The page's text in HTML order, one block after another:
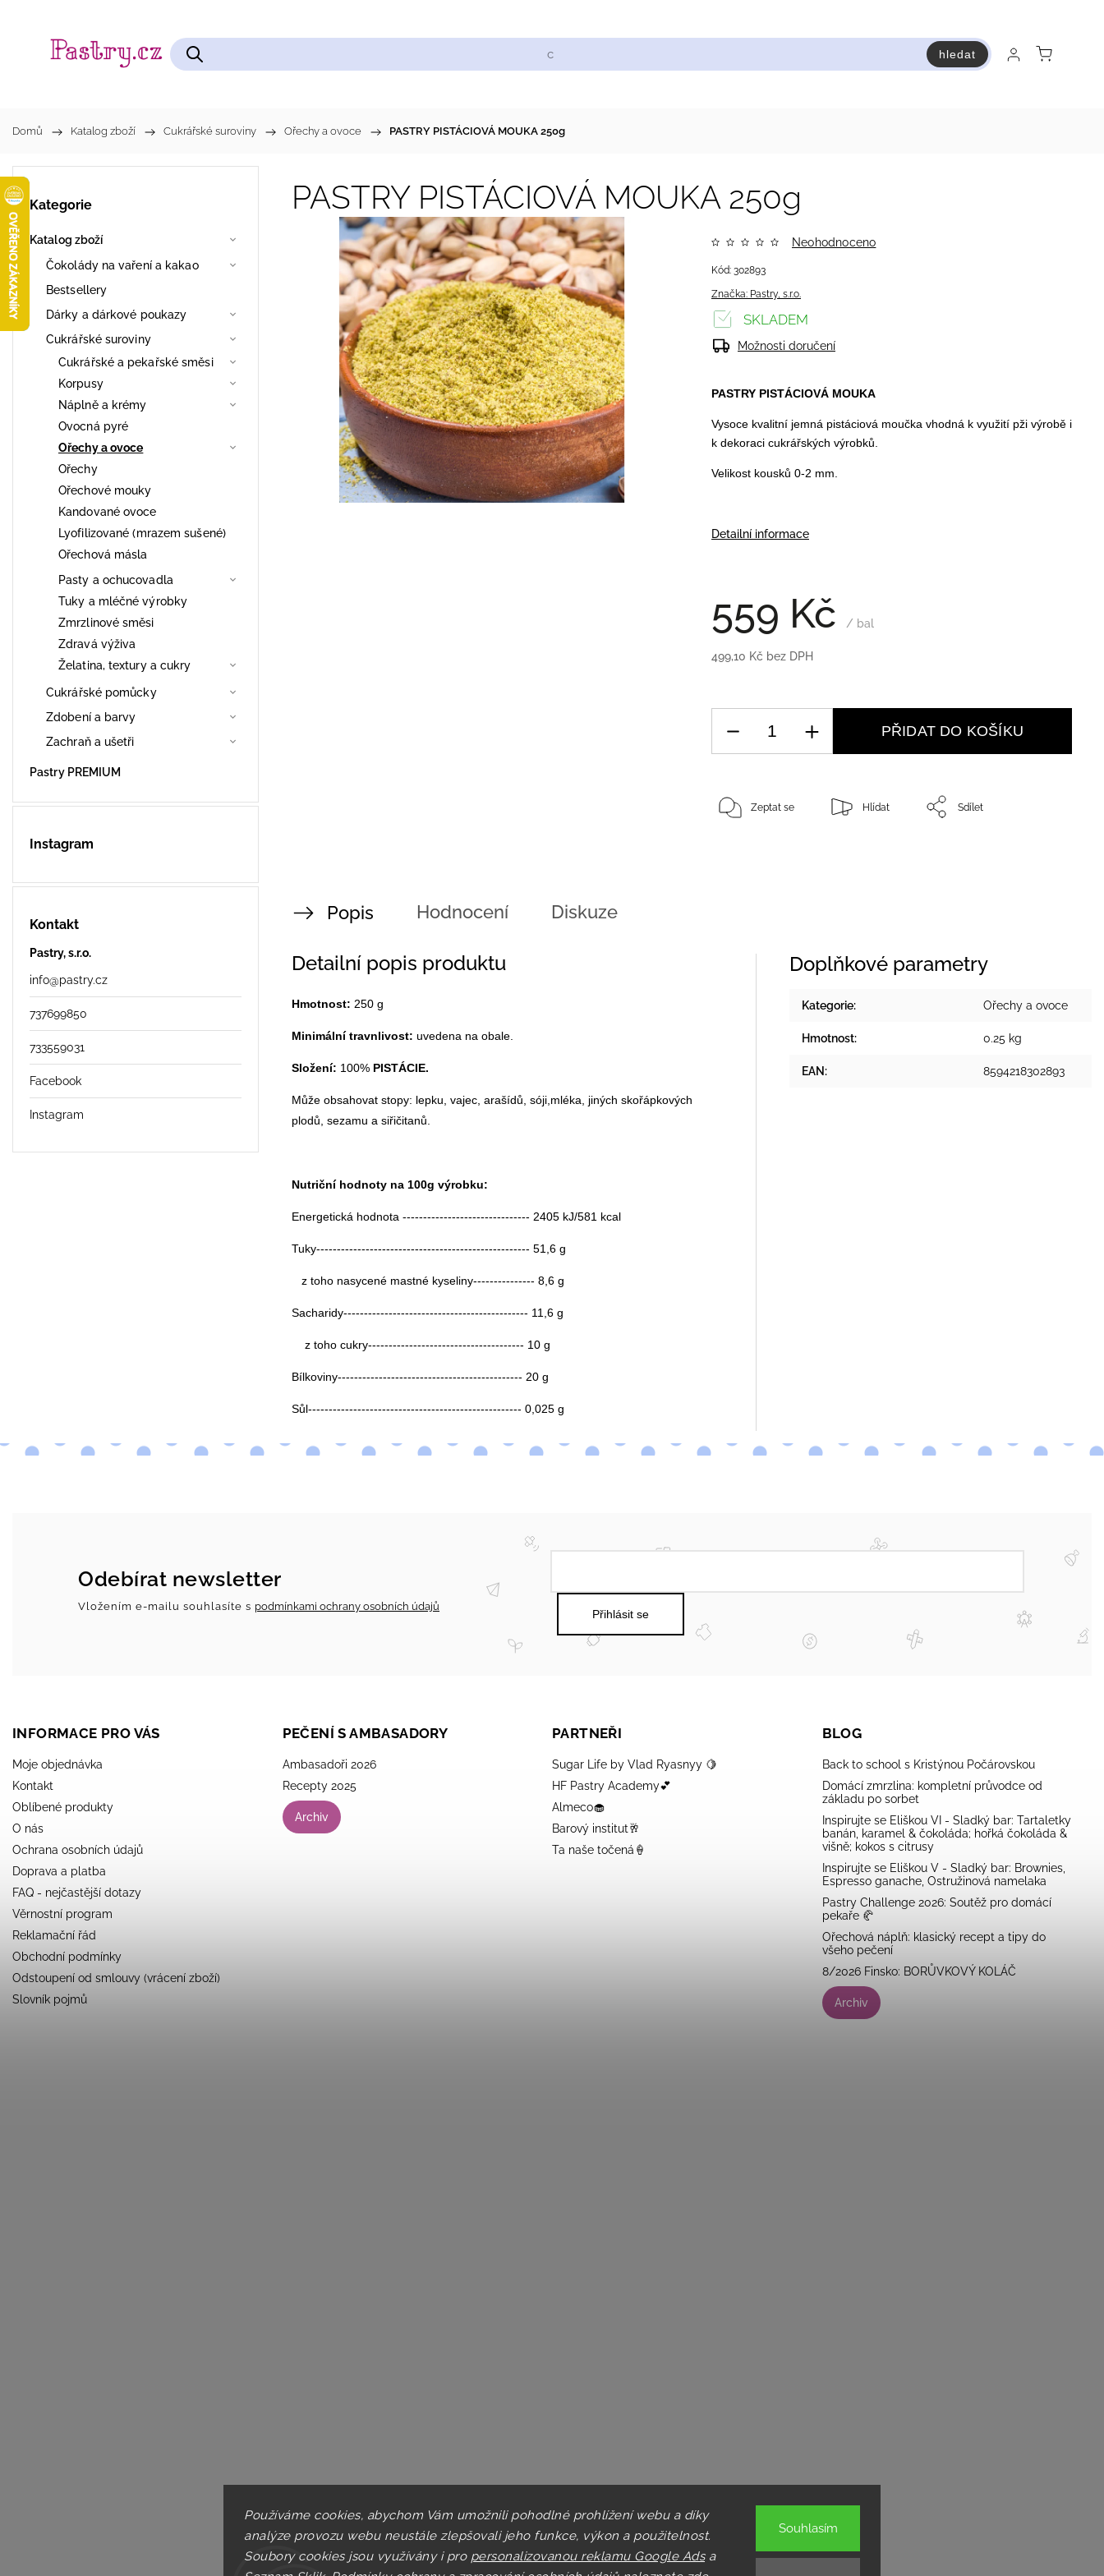
Používáme cookies, abychom Vám umožnili pohodlné prohlížení webu a díky
analýze provozu webu neustále zlepšovali jeho funkce, výkon a použitelnost.
Soubory cookies jsou využívány i pro personalizovanou reklamu Google Adsa
Souhlasím
hledat
Domů / Katalog zboží / Cukrářské suroviny / Ořechy a ovoce / PASTRY PISTÁCIOVÁ MOUKA 250g
Kategorie
Katalog zboží
Čokolády na vaření a kakao
Bestsellery
Dárky a dárkové poukazy
Cukrářské suroviny
Cukrářské a pekařské směsi
Korpusy
Náplně a krémy
Ovocná pyré
Ořechy a ovoce
Ořechy
Ořechové mouky
Kandované ovoce
Lyofilizované (mrazem sušené)
Ořechová másla
Pasty a ochucovadla
Tuky a mléčné výrobky
Zmrzlinové směsi
Zdravá výživa
Želatina, textury a cukry
Cukrářské pomůcky
Zdobení a barvy
Zachraň a ušetři
Pastry PREMIUM
Instagram
Kontakt
Pastry, s.r.o.
info@pastry.cz
737699850
733559031
Facebook
Instagram
PASTRY PISTÁCIOVÁ MOUKA 250g
Značka: Pastry, s.r.o.
Neohodnoceno
559 Kč / bal
499,10 Kč bez DPH
Kód: 302893
PASTRY PISTÁCIOVÁ MOUKA
Vysoce kvalitní jemná pistáciová moučka vhodná k využití pži výrobě i
k dekoraci cukrářských výrobků.
Velikost kousků 0-2 mm.
Detailní informace
SKLADEM
Možnosti doručení
PŘIDAT DO KOŠÍKU
Zeptat se Hlídat Sdílet
Popis Hodnocení Diskuze
Detailní popis produktu
Hmotnost: 250 g
Minimální travnlivost: uvedena na obale.
Složení: 100% PISTÁCIE.
Může obsahovat stopy: lepku, vajec, arašídů, sóji,mléka, jiných skořápkových
plodů, sezamu a siřičitanů.
Nutriční hodnoty na 100g výrobku:
Energetická hodnota ------------------------------- 2405 kJ/581 kcal
Tuky---------------------------------------------------- 51,6 g
z toho nasycené mastné kyseliny--------------- 8,6 g
Sacharidy--------------------------------------------- 11,6 g
z toho cukry-------------------------------------- 10 g
Bílkoviny--------------------------------------------- 20 g
Sůl---------------------------------------------------- 0,025 g
Doplňkové parametry
Kategorie: Ořechy a ovoce
Hmotnost: 0.25 kg
EAN : 8594218302893
Odebírat newsletter
Vložením e-mailu souhlasíte s podmínkami ochrany osobních údajů
Přihlásit se
INFORMACE PRO VÁS
Moje objednávka
Kontakt
Oblíbené produkty
O nás
Ochrana osobních údajů
Doprava a platba
FAQ - nejčastější dotazy
Věrnostní program
Reklamační řád
Obchodní podmínky
Odstoupení od smlouvy (vrácení zboží)
Slovník pojmů
PEČENÍ S AMBASADORY
Ambasadoři 2026
Recepty 2025
Archiv
PARTNEŘI
Sugar Life by Vlad Ryasnyy 🍋
HF Pastry Academy💕
Almeco🧁
Barový institut🥂
Ta naše točená🍦
BLOG
Back to school s Kristýnou Počárovskou
Domácí zmrzlina: kompletní průvodce od
základu po sorbet
Inspirujte se Eliškou VI - Sladký bar: Tartaletky
banán, karamel & čokoláda; hořká čokoláda &
višně; kokos s citrusy
Inspirujte se Eliškou V - Sladký bar: Brownies,
Espresso ganache, Ostružinová namelaka
Pastry Challenge 2026: Soutěž pro domácí
pekaře 🥐
Ořechová náplň: klasický recept a tipy do
všeho pečení
8/2026 Finsko: BORŮVKOVÝ KOLÁČ
Archiv